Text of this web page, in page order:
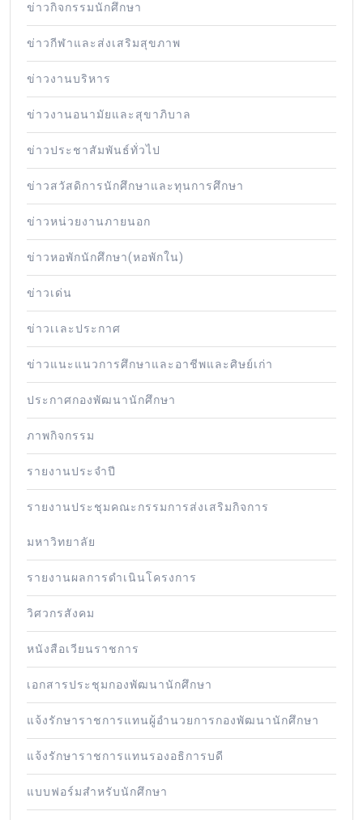
ข่าวกิจกรรมนักศึกษา
ข่าวกีฬาและส่งเสริมสุขภาพ
ข่าวงานบริหาร
ข่าวงานอนามัยและสุขาภิบาล
ข่าวประชาสัมพันธ์ทั่วไป
ข่าวสวัสดิการนักศึกษาและทุนการศึกษา
ข่าวหน่วยงานภายนอก
ข่าวหอพักนักศึกษา(หอพักใน)
ข่าวเด่น
ข่าวเเละประกาศ
ข่าวแนะแนวการศึกษาและอาชีพและศิษย์เก่า
ประกาศกองพัฒนานักศึกษา
ภาพกิจกรรม
รายงานประจำปี
รายงานประชุมคณะกรรมการส่งเสริมกิจการ
มหาวิทยาลัย
รายงานผลการดำเนินโครงการ
วิศวกรสังคม
หนังสือเวียนราชการ
เอกสารประชุมกองพัฒนานักศึกษา
แจ้งรักษาราชการแทนผู้อำนวยการกองพัฒนานักศึกษา
แจ้งรักษาราชการแทนรองอธิการบดี
แบบฟอร์มสำหรับนักศึกษา